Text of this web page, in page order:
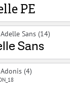
Adelle Sans (14)
Adonis (4)